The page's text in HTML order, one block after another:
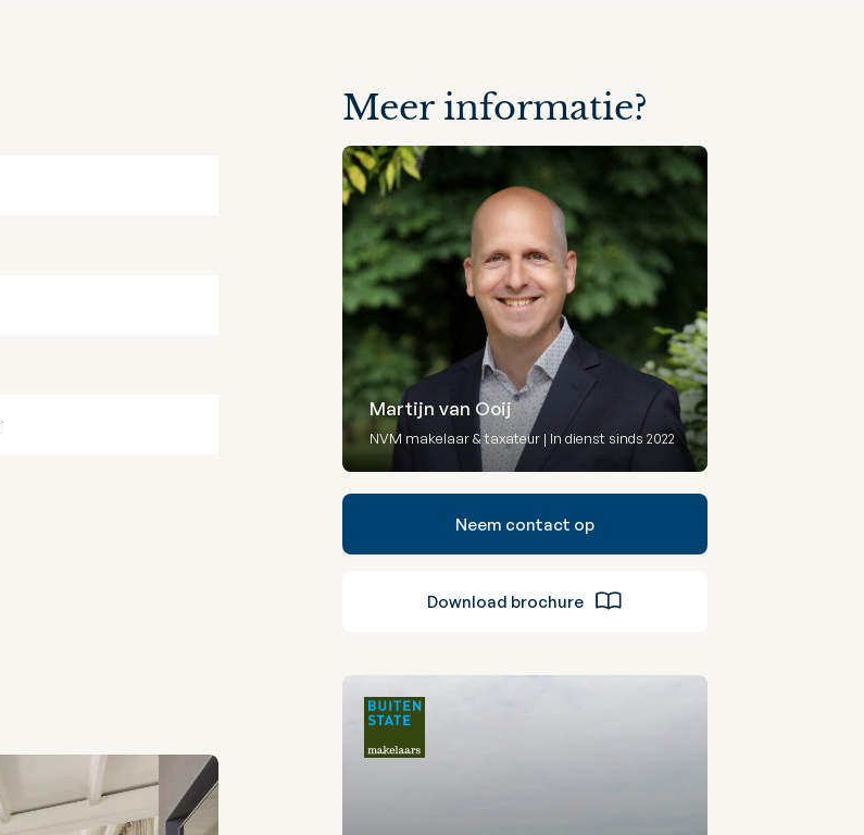
Meer informatie?
Martijn van Ooij
NVM makelaar & taxateur | In dienst sinds 2022
Neem contact op
Download brochure